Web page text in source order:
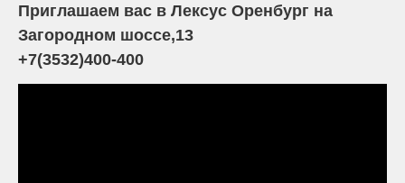
Приглашаем вас в Лексус Оренбург на
Загородном шоссе,13
+7(3532)400-400